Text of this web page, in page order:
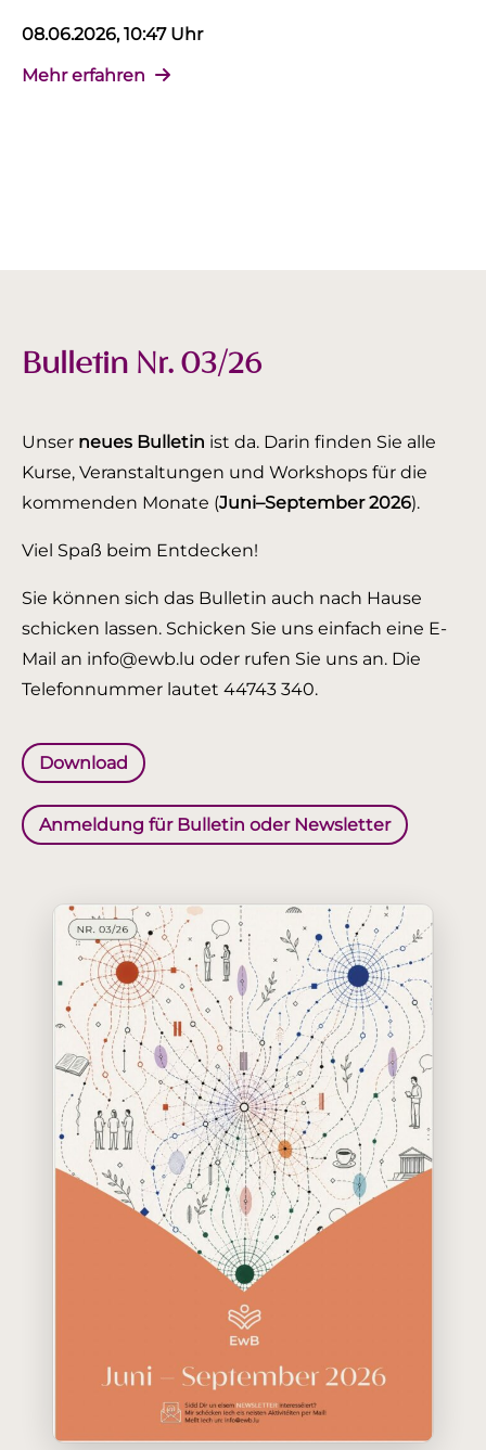
08.06.2026, 10:47 Uhr
Mehr erfahren
Bulletin Nr. 03/26
Unser neues Bulletin ist da. Darin finden Sie alle
Kurse, Veranstaltungen und Workshops für die
kommenden Monate (Juni–September 2026).
Viel Spaß beim Entdecken!
Sie können sich das Bulletin auch nach Hause
schicken lassen. Schicken Sie uns einfach eine E-
Mail an info@ewb.lu oder rufen Sie uns an. Die
Telefonnummer lautet 44743 340.
Download
Anmeldung für Bulletin oder Newsletter